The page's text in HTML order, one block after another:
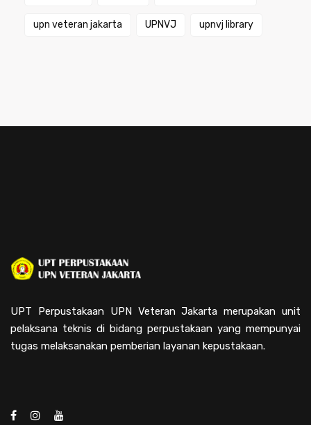
upn veteran jakarta UPNVJ upnvj library
UPT Perpustakaan UPN Veteran Jakarta merupakan unit
pelaksana teknis di bidang perpustakaan yang mempunyai
tugas melaksanakan pemberian layanan kepustakaan.